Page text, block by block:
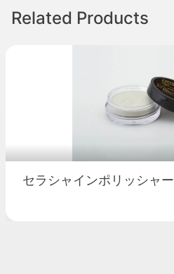
Related Products
セラシャインポリッシャー